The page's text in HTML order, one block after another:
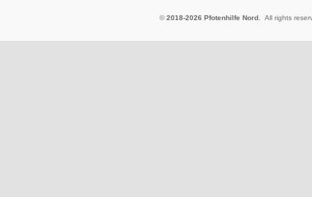
©2018-2026 Pfotenhilfe Nord. All rights